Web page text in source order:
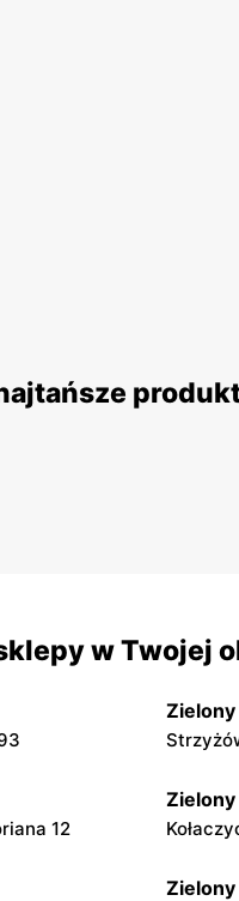
w Twojej
Zielony
12
Zielony
Zielony